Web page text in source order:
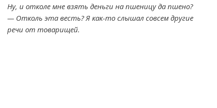
Ну, и отколе мне взять деньги на пшеницу да пшено?
— Отколь эта весть? Я как-то слышал совсем другие
речи от товарищей.